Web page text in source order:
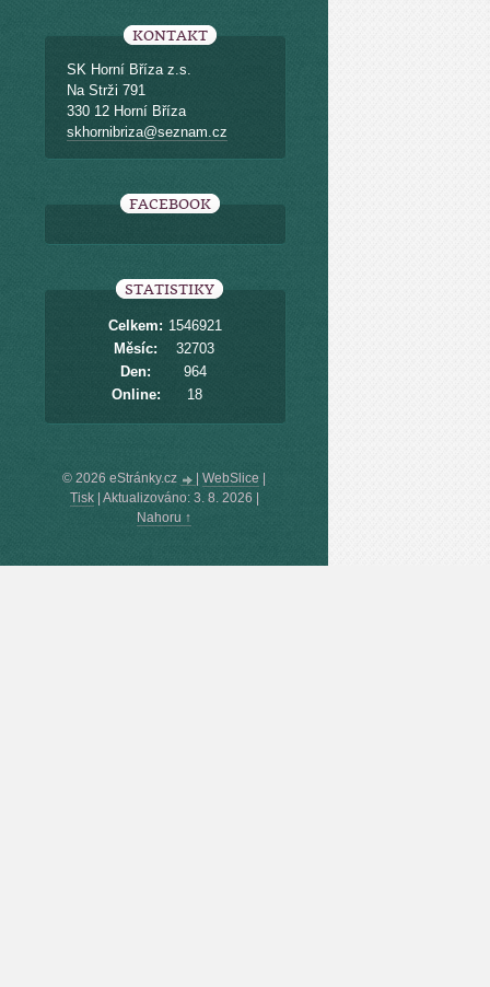
KONTAKT
SK Horní Bříza z.s.
Na Strži 791
330 12 Horní Bříza
skhornibriza@seznam.cz
FACEBOOK
STATISTIKY
Online: 18
Celkem: 1546921
Měsíc:
32703
Den:
964
© 2026 eStránky.cz WebSlice
Tisk| Aktualizováno: 3. 8. 2026
Nahoru ↑